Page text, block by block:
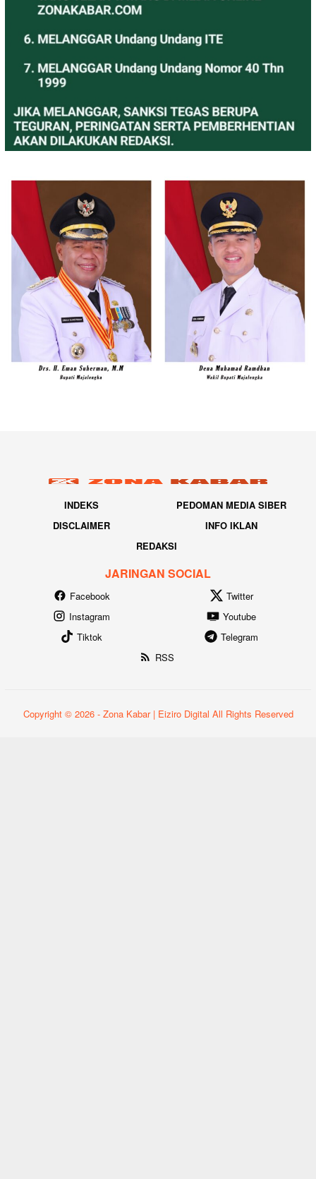
INDEKS
PEDOMAN MEDIA SIBER
DISCLAIMER
INFO IKLAN
REDAKSI
JARINGAN SOCIAL
Facebook
Twitter
Instagram
Youtube
Tiktok
Telegram
RSS
Copyright © 2026 - Zona Kabar | Eiziro Digital All Rights Reserved